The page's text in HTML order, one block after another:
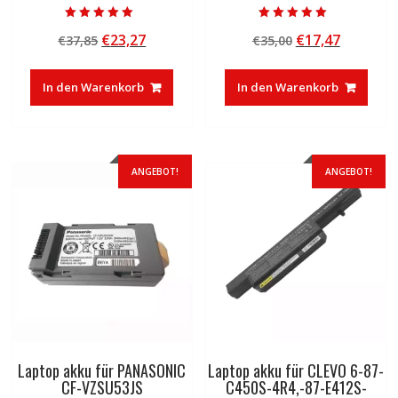
5.00
von 5
€37,85 Ursprünglicher
war:
€37,85
€23,27Aktueller
ist:
€23,27.
In den Warenkorb
5.00
von 5
€35,00 Ursprünglicher
war:
€35,00
€17,47
ist:
€17,47.
In den Warenkorb
ANGEBOT!
Laptop akku für PANASONIC
CF-VZSU53JS
ANGEBOT!
Laptop akku für CLEVO 6-87-
C450S-4R4,-87-E412S-